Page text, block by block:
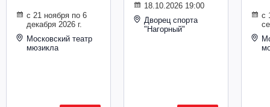
с 21 ноября по 6
декабря 2026 г.
Московский театр
мюзикла
18.10.2026 19:00
Дворец спорта
"Нагорный"
с